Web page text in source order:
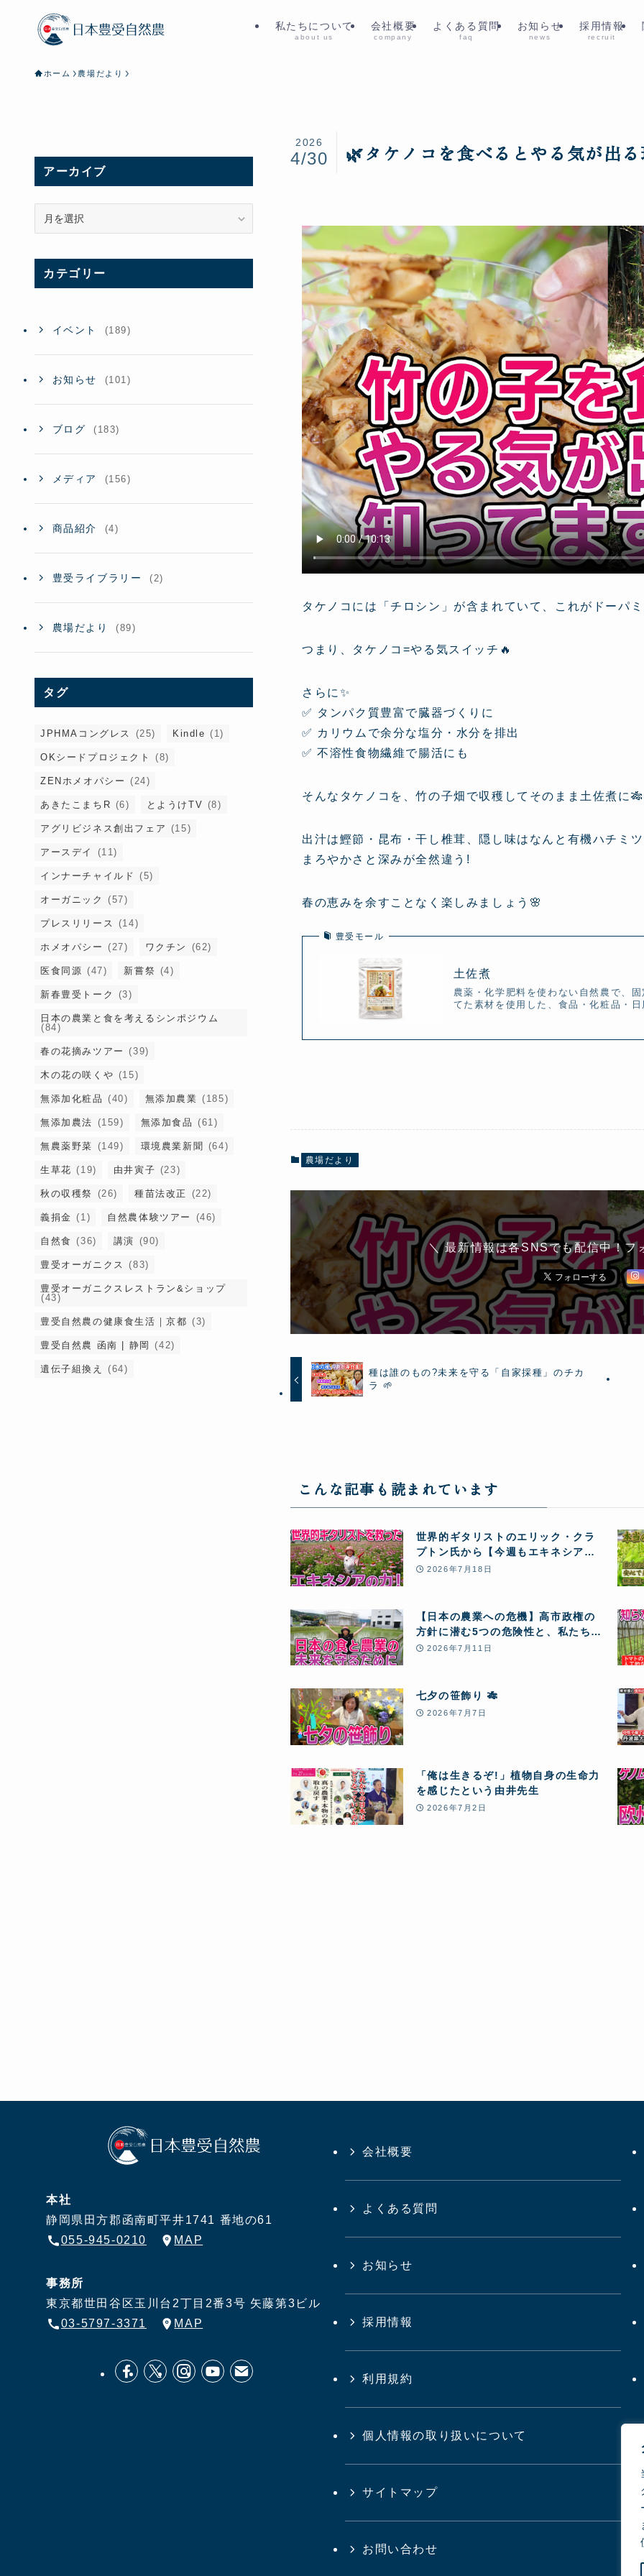
私たちについて
about us
会社概要
company
よくある質問
faq
お知らせ
news
採用情報
recruit
ホーム 農場だより
🌿タケノコを食べるとやる気が出
2026
4/30
タケノコには「チロシン」が含まれていて、これがドーパ
つまり、タケノコ=やる気スイッチ🔥
さらに✨
✅ タンパク質豊富で臓器づくりに
✅ カリウムで余分な塩分・水分を排出
✅ 不溶性食物繊維で腸活にも
そんなタケノコを、竹の子畑で収穫してそのまま土佐煮に🎋
出汁は鰹節・昆布・干し椎茸、隠し味はなんと有機ハチミ
まろやかさと深みが全然違う!
春の恵みを余すことなく楽しみましょう🌸
豊受モール
土佐煮
農薬・化学肥料を使わない自然農で、
てた素材を使用した、食品・化粧品・
農場だより
＼ 最新情報は各SNSでも配信中！フ
種は誰のもの?未来を守る「自家採種」のチカ
ラ 🌱
こんな記事も読まれています
世界的ギタリストのエリック・クラ
プトン氏から【今週もエキネシア酵
素12本】のリピート注文が届きまし
2026年7月18日
【日本の農業への危機】高市政権の
方針に潜む5つの危険性と、私たちが
「自然農」のクラウドファンディン
2026年7月11日
七夕の笹飾り 🎋
2026年7月7日
「俺は生きるぞ!」植物自身の生命力
を感じたという由井先生
2026年7月2日
アーカイブ
ー
イ
ブカテゴリー
イベント (189)
お知らせ (101)
ブログ (183)
メディア (156)
商品紹介 (4)
豊受ライブラリー (2)
農場だより (89)
タグ
JPHMAコングレス (25) Kindle (1)
OKシードプロジェクト (8)
ZENホメオパシー (24)
あきたこまちR (6) とようけTV (8)
アグリビジネス創出フェア (15)
アースデイ (11)
インナーチャイルド (5)
オーガニック (57)
プレスリリース (14)
ホメオパシー (27) ワクチン (62)
医食同源 (47) 新嘗祭 (4)
新春豊受トーク (3)
日本の農業と食を考えるシンポジウム
(84)
春の花摘みツアー (39)
木の花の咲くや (15)
無添加化粧品 (40) 無添加農業 (185)
無添加農法 (159) 無添加食品 (61)
無農薬野菜 (149) 環境農業新聞 (64)
生草花 (19) 由井寅子 (23)
秋の収穫祭 (26) 種苗法改正 (22)
義捐金 (1) 自然農体験ツアー (46)
自然食 (36) 講演 (90)
豊受オーガニクス (83)
豊受オーガニクスレストラン&ショップ
(43)
豊受自然農の健康食生活｜京都 (3)
豊受自然農 函南 | 静岡 (42)
遺伝子組換え (64)
本社
静岡県田方郡函南町平井1741 番地の61
055-945-0210
MAP
事務所
東京都世田谷区玉川台2丁目2番3号 矢藤第3ビル
03-5797-3371
MAP
会社概要
よくある質問
お知らせ
採用情報
利用規約
個人情報の取り扱いについて
サイトマップ
お問い合わせ